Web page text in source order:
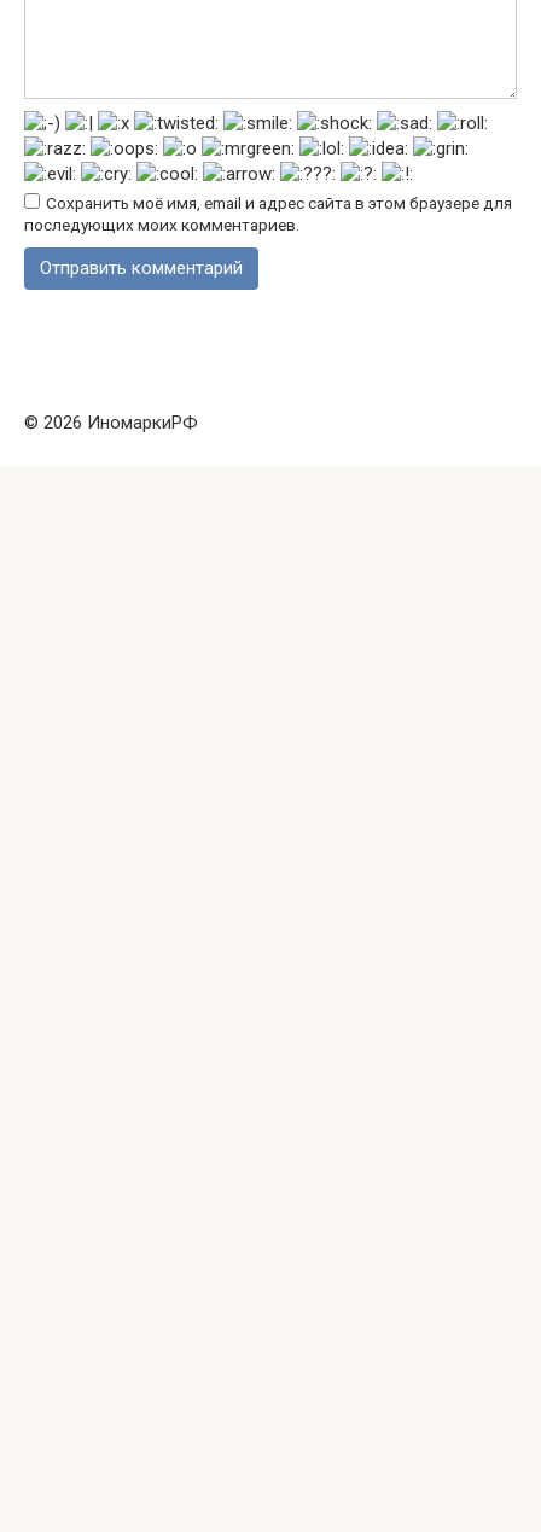
Сохранить моё имя, email и адрес сайта в этом браузере для
последующих моих комментариев.
© 2026 ИномаркиРФ